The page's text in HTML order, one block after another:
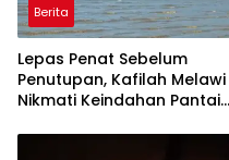
Berita
Lepas Penat Sebelum
Penutupan, Kafilah Melawi
Nikmati Keindahan Pantai